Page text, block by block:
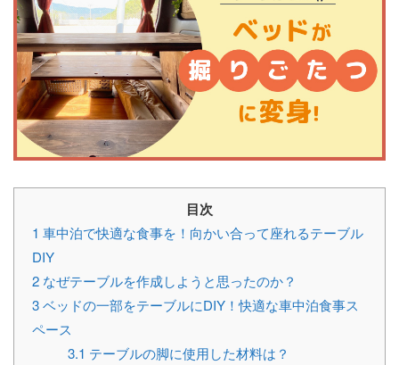
目次
1 車中泊で快適な食事を！向かい合って座れるテーブル
DIY
2 なぜテーブルを作成しようと思ったのか？
3ベッドの一部をテーブルにDIY！快適な車中泊食事ス
ペース
3.1 テーブルの脚に使用した材料は？